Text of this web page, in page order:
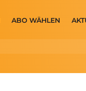
ABO WÄHLEN